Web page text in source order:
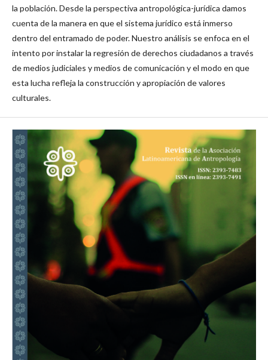
la población. Desde la perspectiva antropológica-jurídica damos
cuenta de la manera en que el sistema jurídico está inmerso
dentro del entramado de poder. Nuestro análisis se enfoca en el
intento por instalar la regresión de derechos ciudadanos a través
de medios judiciales y medios de comunicación y el modo en que
esta lucha refleja la construcción y apropiación de valores
culturales.